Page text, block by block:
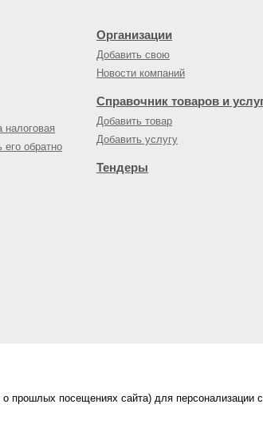
посещениях сайта) для персонализации
налоговая
его обратно
Организации
Добавить свою
Новости компаний
Справочник товаров и
Добавить товар
Добавить услугу
Тендеры